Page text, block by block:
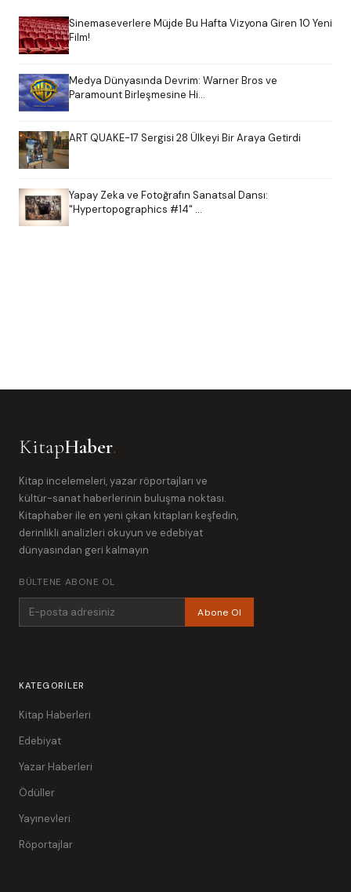
Sinemaseverlere Müjde Bu Hafta Vizyona Giren 10 Yeni
Film!
Medya Dünyasında Devrim: Warner Bros ve
Paramount Birleşmesine Hi…
ART QUAKE-17 Sergisi 28 Ülkeyi Bir Araya Getirdi
Yapay Zeka ve Fotoğrafın Sanatsal Dansı:
"Hypertopographics #14" …
KitapHaber.
Kitap incelemeleri, yazar röportajları ve
kültür-sanat haberlerinin buluşma noktası.
Kitaphaber ile en yeni çıkan kitapları keşfedin,
derinlikli analizleri okuyun ve edebiyat
dünyasından geri kalmayın
BÜLTENE ABONE OL
Abone Ol
KATEGORILER
Kitap Haberleri
Edebiyat
Yazar Haberleri
Ödüller
Yayınevleri
Röportajlar